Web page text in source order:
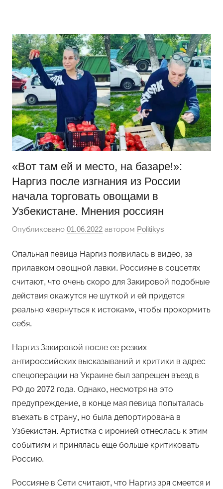
содержимому
сайт
на
WordPress
«Вот там ей и место, на базаре!»:
Наргиз после изгнания из России
начала торговать овощами в
Узбекистане. Мнения россиян
Опубликовано 01.06.2022 автором Politikys
Опальная певица Наргиз появилась в видео, за
прилавком овощной лавки. Россияне в соцсетях
считают, что очень скоро для Закировой подобные
действия окажутся не шуткой и ей придется
реально «вернуться к истокам», чтобы прокормить
себя.
Наргиз Закировой после ее резких
антироссийских высказываний и критики в адрес
спецоперации на Украине был запрещен въезд в
РФ до 2072 года. Однако, несмотря на это
предупреждение, в конце мая певица попыталась
въехать в страну, но была депортирована в
Узбекистан. Артистка с иронией отнеслась к этим
событиям и принялась еще больше критиковать
Россию.
Россияне в Сети считают, что Наргиз зря смеется и